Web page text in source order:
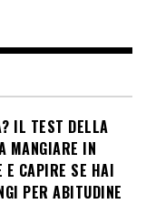
IL TEST DELLA
MANGIARE IN
E CAPIRE SE HAI
PER ABITUDINE